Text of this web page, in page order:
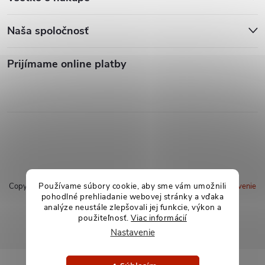
Používame súbory cookie, aby sme vám umožnili
pohodlné prehliadanie webovej stránky a vďaka
analýze neustále zlepšovali jej funkcie, výkon a
použiteľnosť.Viac informácií
Nastavenie
Naša spoločnosť
Prijímame online platby
Vytvoril Shoptet
Copyright 2026soxland.sk. Všetky práva vyhradené. Upraviť nastavenie
cookies